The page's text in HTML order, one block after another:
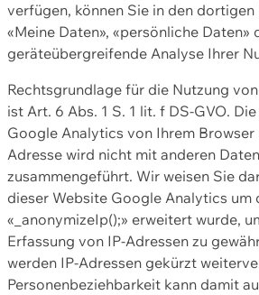
verfügen, können Sie in den
«Meine Daten», «persönliche Daten»
geräteübergreifende Analyse Ihrer
Rechtsgrundlage für die Nutzung
ist Art. 6 Abs. 1 S. 1 lit. f DS-GVO.
Google Analytics von Ihrem
Adresse wird nicht mit anderen
zusammengeführt. Wir weisen Sie
dieser Website Google Analytics um
«_anonymizeIp();» erweitert wurde,
Erfassung von IP-Adressen zu
werden IP-Adressen gekürzt
Personenbeziehbarkeit kann damit